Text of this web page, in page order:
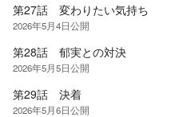
第27話 変わりたい気持ち
2026年5月4日公開
第28話 郁実との対決
2026年5月5日公開
第29話 決着
2026年5月6日公開